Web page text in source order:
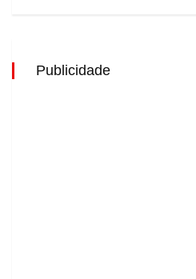
Publicidade